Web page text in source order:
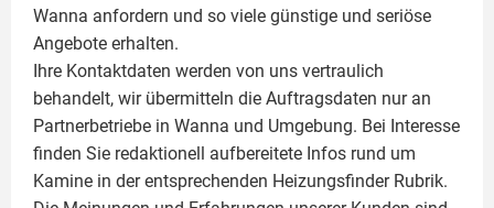
Wanna anfordern und so viele günstige und seriöse
Angebote erhalten.
Ihre Kontaktdaten werden von uns vertraulich
behandelt, wir übermitteln die Auftragsdaten nur an
Partnerbetriebe in Wanna und Umgebung. Bei Interesse
finden Sie redaktionell aufbereitete Infos rund um
Kamine in der entsprechenden Heizungsfinder Rubrik.